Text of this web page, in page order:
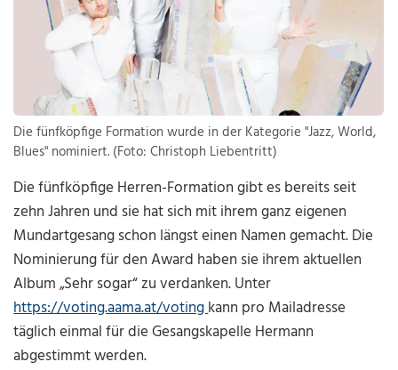
Die fünfköpfige Formation wurde in der Kategorie "Jazz, World,
Blues" nominiert. (Foto: Christoph Liebentritt)
Die fünfköpfige Herren-Formation gibt es bereits seit
zehn Jahren und sie hat sich mit ihrem ganz eigenen
Mundartgesang schon längst einen Namen gemacht. Die
Nominierung für den Award haben sie ihrem aktuellen
Album „Sehr sogar“ zu verdanken. Unter
https://voting.aama.at/votingkann pro Mailadresse
täglich einmal für die Gesangskapelle Hermann
abgestimmt werden.